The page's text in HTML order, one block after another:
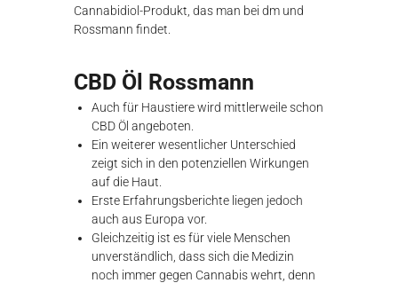
Cannabidiol-Produkt, das man bei dm und
Rossmann findet.
CBD Öl Rossmann
Auch für Haustiere wird mittlerweile schon
CBD Öl angeboten.
Ein weiterer wesentlicher Unterschied
zeigt sich in den potenziellen Wirkungen
auf die Haut.
Erste Erfahrungsberichte liegen jedoch
auch aus Europa vor.
Gleichzeitig ist es für viele Menschen
unverständlich, dass sich die Medizin
noch immer gegen Cannabis wehrt, denn